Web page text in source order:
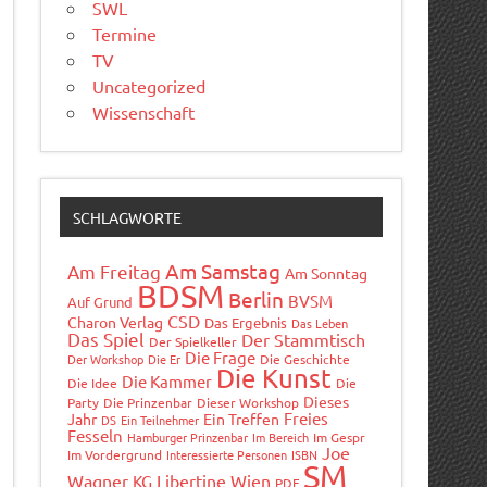
SWL
Termine
TV
Uncategorized
Wissenschaft
SCHLAGWORTE
Am Freitag Am Samstag Am Sonntag
Auf Grund BDSM Berlin BVSM
Charon Verlag CSD Das Ergebnis Das Leben
Das Spiel Der Spielkeller Der Stammtisch
Der Workshop Die Er Die Frage Die Geschichte
Die Idee Die Kammer Die Kunst Die
Party Die Prinzenbar Dieser Workshop Dieses
Jahr DS Ein Teilnehmer Ein Treffen Freies
Fesseln Hamburger Prinzenbar Im Bereich Im Gespr
Im Vordergrund Interessierte Personen ISBN
Joe
Wagner KG Libertine Wien PDF SM